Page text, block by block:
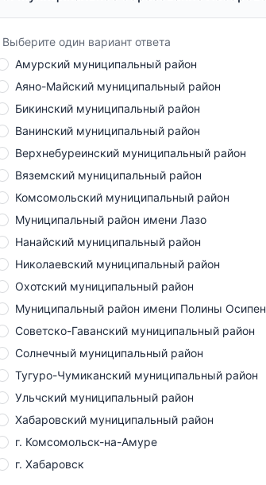
Выберите один вариант ответа
Амурский муниципальный район
Аяно-Майский муниципальный район
Бикинский муниципальный район
Ванинский муниципальный район
Верхнебуреинский муниципальный район
Вяземский муниципальный район
Комсомольский муниципальный район
Муниципальный район имени Лазо
Нанайский муниципальный район
Николаевский муниципальный район
Охотский муниципальный район
Муниципальный район имени Полины
Советско-Гаванский муниципальный район
Солнечный муниципальный район
Тугуро-Чумиканский муниципальный район
Ульчский муниципальный район
Хабаровский муниципальный район
г. Комсомольск-на-Амуре
г. Хабаровск